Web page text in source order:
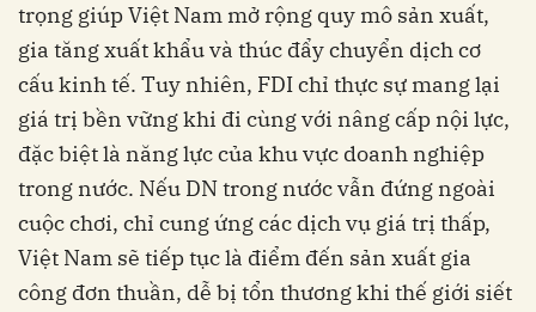
trọng giúp Việt Nam mở rộng quy mô sản xuất,
gia tăng xuất khẩu và thúc đẩy chuyển dịch cơ
cấu kinh tế. Tuy nhiên, FDI chỉ thực sự mang lại
giá trị bền vững khi đi cùng với nâng cấp nội lực,
đặc biệt là năng lực của khu vực doanh nghiệp
trong nước. Nếu DN trong nước vẫn đứng ngoài
cuộc chơi, chỉ cung ứng các dịch vụ giá trị thấp,
Việt Nam sẽ tiếp tục là điểm đến sản xuất gia
công đơn thuần, dễ bị tổn thương khi thế giới siết